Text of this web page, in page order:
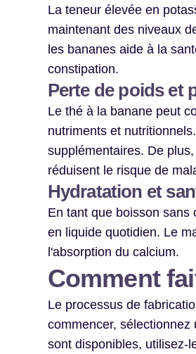
La teneur élevée en
maintenant des niveaux
les bananes aide à la
constipation.
Perte de poids et
Le thé à la banane peut
nutriments et
supplémentaires. De
réduisent le risque de
Hydratation et
En tant que boisson sans
en liquide quotidien. Le
l'absorption du calcium.
Comment
Le processus de
commencer,
sont disponibles, utilisez-